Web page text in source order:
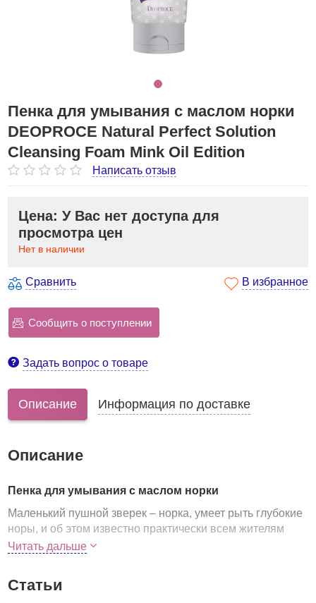
Пенка для умывания с маслом норки
DEOPROCE Natural Perfect Solution
Cleansing Foam Mink Oil Edition
Написать отзыв
Цена: У Вас нет доступа для
просмотра цен
Нет в наличии
Сравнить В избранное
Сообщить о поступлении
Задать вопрос о товаре
Описание Информация по доставке
Описание
Пенка для умывания с маслом норки
Маленький пушной зверек – норка, умеет рыть глубокие
норы, и об этом известно практически всем жителям
нашей страны, как и о тои, что мех норки очень ценен. А
Читать дальше
Статьи